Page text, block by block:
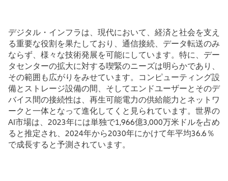
デジタル・インフラは、現代において、経済と社会を支え
る重要な役割を果たしており、通信接続、データ転送のみ
ならず、様々な技術発展を可能にしています。特に、デー
タセンターの拡大に対する喫緊のニーズは明らかであり、
その範囲も広がりをみせています。コンピューティング設
備とストレージ設備の間、そしてエンドユーザーとそのデ
バイス間の接続性は、再生可能電力の供給能力とネットワ
ークと一体となって進化してくと見られています。世界の
AI市場は、2023年には単独で1,966億3,000万米ドルを占め
ると推定され、2024年から2030年にかけて年平均36.6％
で成長すると予測されています。